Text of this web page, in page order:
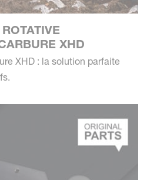
XHD
XHD : la solution parfaite